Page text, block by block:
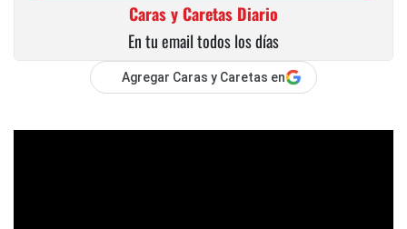
Caras y Caretas Diario
En tu email todos los días
Agregar Caras y Caretas en